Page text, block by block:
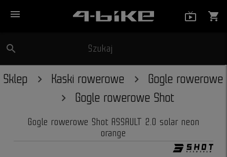
menu shopping_cart
search Szukaj
Sklep Kaski rowerowe
Gogle rowerowe
Gogle rowerowe Shot
Gogle rowerowe Shot ASSAULT 2.0 solar neon
orange